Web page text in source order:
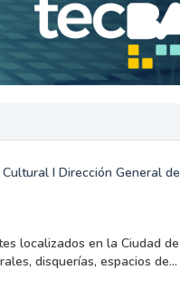
I Dirección General de
localizados en la Ciudad de
disquerías, espacios de...